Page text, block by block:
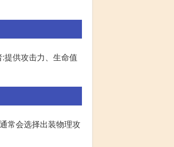
提供攻击力、生命值
常会选择出装物理攻